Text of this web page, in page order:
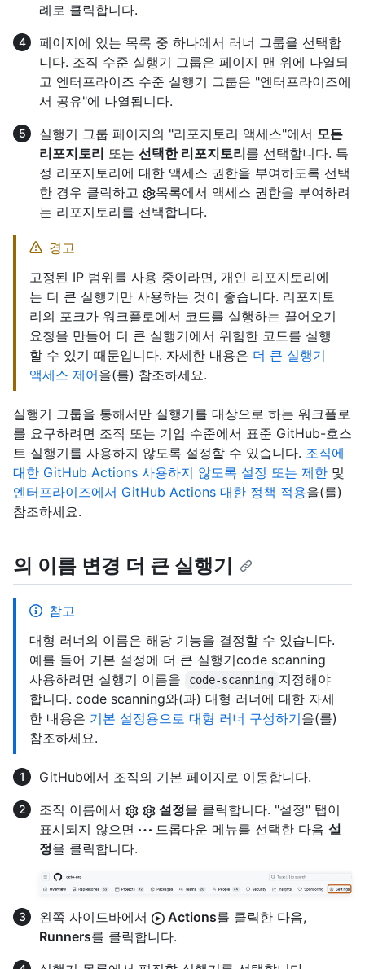
례로 클릭합니다.
페이지에 있는 목록 중 하나에서 러너 그룹을 선택합
니다. 조직 수준 실행기 그룹은 페이지 맨 위에 나열되
고 엔터프라이즈 수준 실행기 그룹은 "엔터프라이즈에
서 공유"에 나열됩니다.
실행기 그룹 페이지의 "리포지토리 액세스"에서 모든
리포지토리 또는 선택한 리포지토리를 선택합니다. 특
정 리포지토리에 대한 액세스 권한을 부여하도록 선택
한 경우 클릭하고
목록에서 액세스 권한을 부여하려
는 리포지토리를 선택합니다.
경고
고정된 IP 범위를 사용 중이라면, 개인 리포지토리에
는 더 큰 실행기만 사용하는 것이 좋습니다. 리포지토
리의 포크가 워크플로에서 코드를 실행하는 끌어오기
요청을 만들어 더 큰 실행기에서 위험한 코드를 실행
할 수 있기 때문입니다. 자세한 내용은 더 큰 실행기
액세스 제어을(를) 참조하세요.
실행기 그룹을 통해서만 실행기를 대상으로 하는 워크플로
를 요구하려면 조직 또는 기업 수준에서 표준 GitHub-호스
트 실행기를 사용하지 않도록 설정할 수 있습니다. 조직에
대한 GitHub Actions 사용하지 않도록 설정 또는 제한 및
엔터프라이즈에서 GitHub Actions 대한 정책 적용을(를)
참조하세요.
의 이름 변경 더 큰 실행기
참고
대형 러너의 이름은 해당 기능을 결정할 수 있습니다.
예를 들어 기본 설정에 더 큰 실행기code scanning
사용하려면 실행기 이름을
code-scanning 지정해야
합니다. code scanning와(과) 대형 러너에 대한 자세
한 내용은 기본 설정용으로 대형 러너 구성하기을(를)
참조하세요.
GitHub에서 조직의 기본 페이지로 이동합니다.
조직 이름에서
설정을 클릭합니다. "설정" 탭이
표시되지 않으면
드롭다운 메뉴를 선택한 다음 설
정을 클릭합니다.
왼쪽 사이드바에서 Actions를 클릭한 다음,
Runners를 클릭합니다.